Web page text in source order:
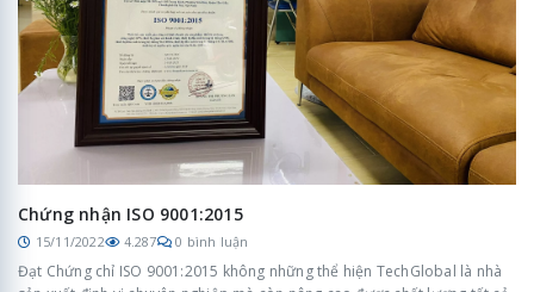
Chứng nhận ISO 9001:2015
15/11/2022 4.287 0 bình luận
Đạt Chứng chỉ ISO 9001:2015 không những thể hiện TechGlobal là nhà